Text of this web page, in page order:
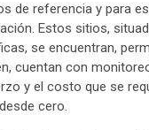
de referencia y para
Estos sitios,
se encuentran,
cuentan con
y el costo que se
cero.